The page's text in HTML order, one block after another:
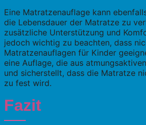
Eine Matratzenauflage kann
die Lebensdauer der Matratze zu
zusätzliche Unterstützung und
jedoch wichtig zu beachten, dass
Matratzenauflagen für Kinder
eine Auflage, die aus
und sicherstellt, dass die Matratze
zu fest wird.
Fazit